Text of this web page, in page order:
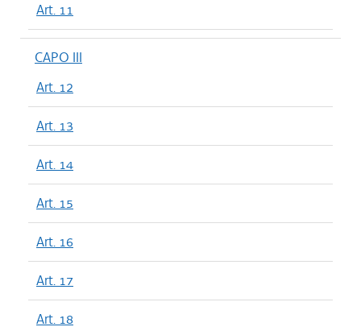
Art. 11
CAPO III
Art. 12
Art. 13
Art. 14
Art. 15
Art. 16
Art. 17
Art. 18